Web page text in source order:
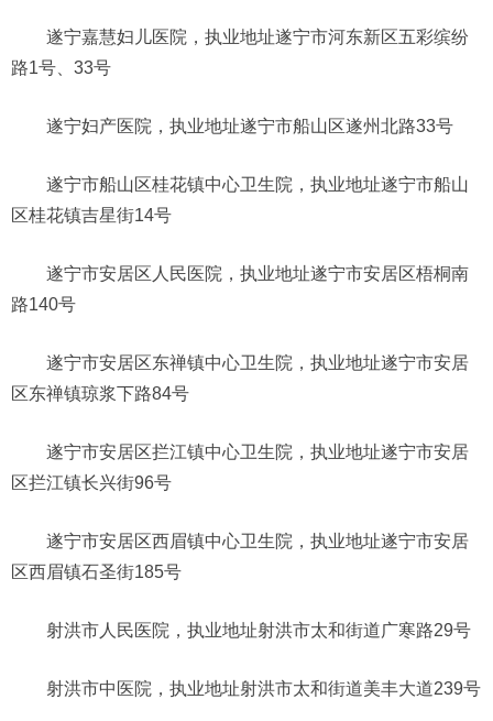
遂宁嘉慧妇儿医院，执业地址遂宁市河东新区五彩缤纷
路1号、33号
遂宁妇产医院，执业地址遂宁市船山区遂州北路33号
遂宁市船山区桂花镇中心卫生院，执业地址遂宁市船山
区桂花镇吉星街14号
遂宁市安居区人民医院，执业地址遂宁市安居区梧桐南
路140号
遂宁市安居区东禅镇中心卫生院，执业地址遂宁市安居
区东禅镇琼浆下路84号
遂宁市安居区拦江镇中心卫生院，执业地址遂宁市安居
区拦江镇长兴街96号
遂宁市安居区西眉镇中心卫生院，执业地址遂宁市安居
区西眉镇石圣街185号
射洪市人民医院，执业地址射洪市太和街道广寒路29号
射洪市中医院，执业地址射洪市太和街道美丰大道239号